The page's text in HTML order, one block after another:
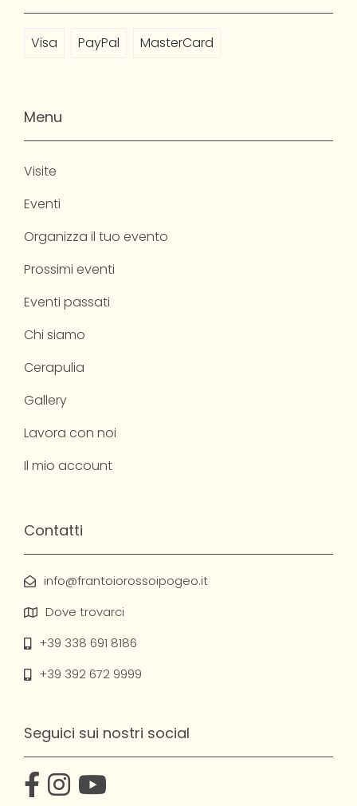
Visa PayPal MasterCard
Menu
Visite
Eventi
Organizza il tuo evento
Prossimi eventi
Eventi passati
Chi siamo
Cerapulia
Gallery
Lavora con noi
Il mio account
Contatti
info@frantoiorossoipogeo.it
Dove trovarci
+39 338 691 8186
+39 392 672 9999
Seguici sui nostri social